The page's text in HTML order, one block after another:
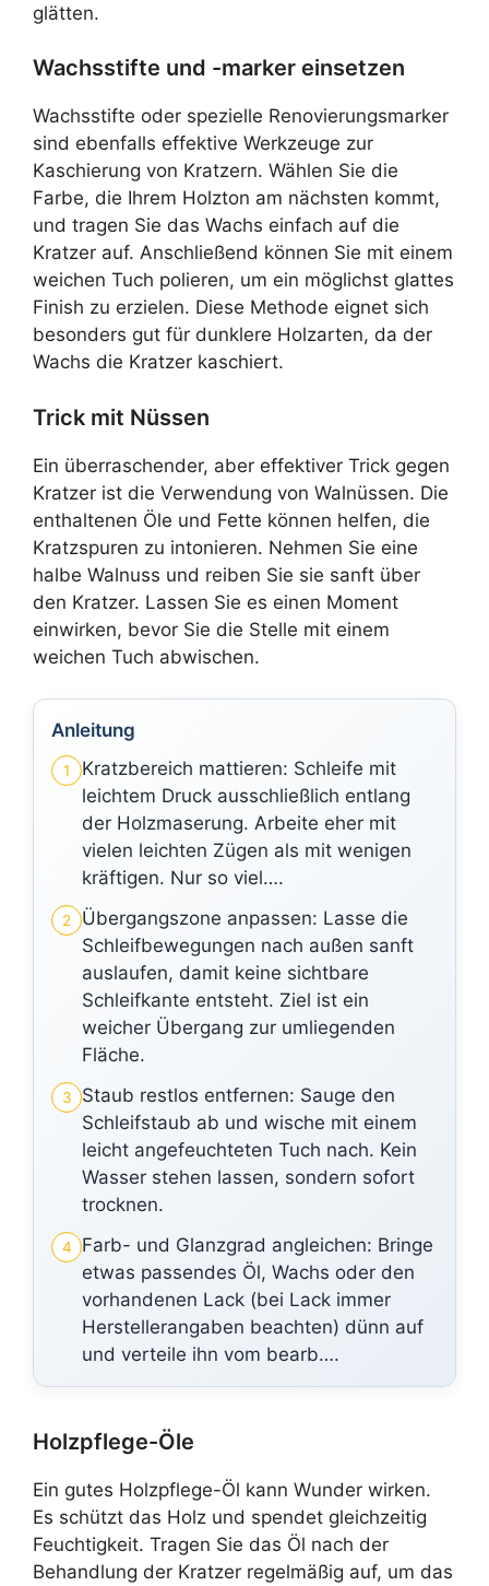
glätten.
Wachsstifte und -marker einsetzen
Wachsstifte oder spezielle Renovierungsmarker
sind ebenfalls effektive Werkzeuge zur
Kaschierung von Kratzern. Wählen Sie die
Farbe, die Ihrem Holzton am nächsten kommt,
und tragen Sie das Wachs einfach auf die
Kratzer auf. Anschließend können Sie mit einem
weichen Tuch polieren, um ein möglichst glattes
Finish zu erzielen. Diese Methode eignet sich
besonders gut für dunklere Holzarten, da der
Wachs die Kratzer kaschiert.
Trick mit Nüssen
Ein überraschender, aber effektiver Trick gegen
Kratzer ist die Verwendung von Walnüssen. Die
enthaltenen Öle und Fette können helfen, die
Kratzspuren zu intonieren. Nehmen Sie eine
halbe Walnuss und reiben Sie sie sanft über
den Kratzer. Lassen Sie es einen Moment
einwirken, bevor Sie die Stelle mit einem
weichen Tuch abwischen.
Anleitung
1
Kratzbereich mattieren: Schleife mit
leichtem Druck ausschließlich entlang
der Holzmaserung. Arbeite eher mit
vielen leichten Zügen als mit wenigen
kräftigen. Nur so viel….
2
Übergangszone anpassen: Lasse die
Schleifbewegungen nach außen sanft
auslaufen, damit keine sichtbare
Schleifkante entsteht. Ziel ist ein
weicher Übergang zur umliegenden
Fläche.
3
Staub restlos entfernen: Sauge den
Schleifstaub ab und wische mit einem
leicht angefeuchteten Tuch nach. Kein
Wasser stehen lassen, sondern sofort
trocknen.
4
Farb- und Glanzgrad angleichen: Bringe
etwas passendes Öl, Wachs oder den
vorhandenen Lack (bei Lack immer
Herstellerangaben beachten) dünn auf
und verteile ihn vom bearb….
Holzpflege-Öle
Ein gutes Holzpflege-Öl kann Wunder wirken.
Es schützt das Holz und spendet gleichzeitig
Feuchtigkeit. Tragen Sie das Öl nach der
Behandlung der Kratzer regelmäßig auf, um das